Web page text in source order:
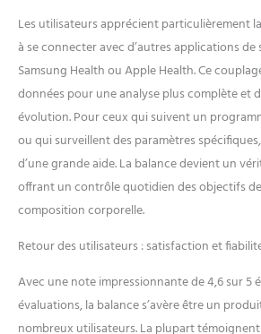
Application
: L'app Fit
l'historique
sous forme
permet
Health/
partage des
votre
illimitée :
(310x310
familles ou
Les utilisateurs apprécient particulièrement
à se connecter avec d’autres applications de
Samsung Health ou Apple Health. Ce
données pour une analyse plus complète et
évolution. Pour ceux qui suivent un
ou qui surveillent des paramètres
d’une grande aide. La balance devient un
offrant un contrôle quotidien des objectifs
composition corporelle.
Retour des utilisateurs : satisfaction et
Avec une note impressionnante de 4,6 sur 5
évaluations, la balance s’avère être un
nombreux utilisateurs. La plupart